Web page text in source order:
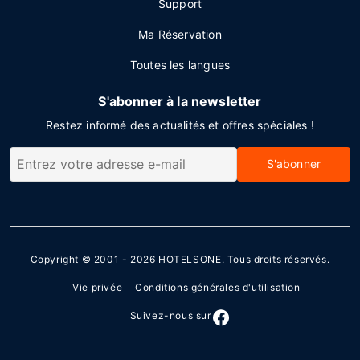
Support
Ma Réservation
Toutes les langues
S'abonner à la newsletter
Restez informé des actualités et offres spéciales !
S'abonner
Copyright © 2001 - 2026 HOTELSONE. Tous droits réservés.
Vie privée Conditions générales d'utilisation
Suivez-nous sur